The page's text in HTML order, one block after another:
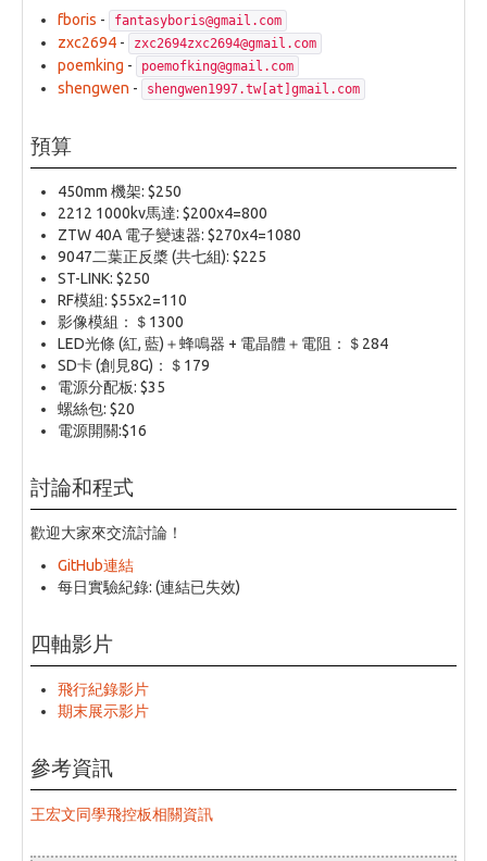
fboris - fantasyboris@gmail.com
zxc2694 - zxc2694zxc2694@gmail.com
poemking - poemofking@gmail.com
shengwen - shengwen1997.tw[at]gmail.com
預算
450mm 機架: $250
2212 1000kv馬達: $200x4=800
ZTW 40A 電子變速器: $270x4=1080
9047二葉正反槳 (共七組): $225
ST-LINK: $250
RF模組: $55x2=110
影像模組：＄1300
LED光條 (紅, 藍)＋蜂鳴器 + 電晶體＋電阻：＄284
SD卡 (創見8G)：＄179
電源分配板: $35
螺絲包: $20
電源開關:$16
討論和程式
歡迎大家來交流討論！
GitHub連結
每日實驗紀錄: (連結已失效)
四軸影片
飛行紀錄影片
期末展示影片
參考資訊
王宏文同學飛控板相關資訊